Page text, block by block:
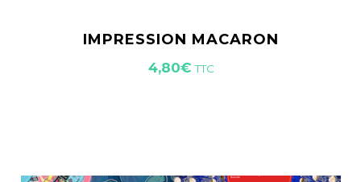
IMPRESSION MACARON
4,80€ TTC